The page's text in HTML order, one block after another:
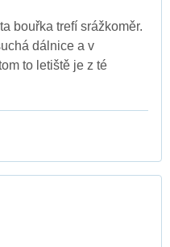
bouřka trefí srážkoměr.
dálnice a v
to letiště je z té